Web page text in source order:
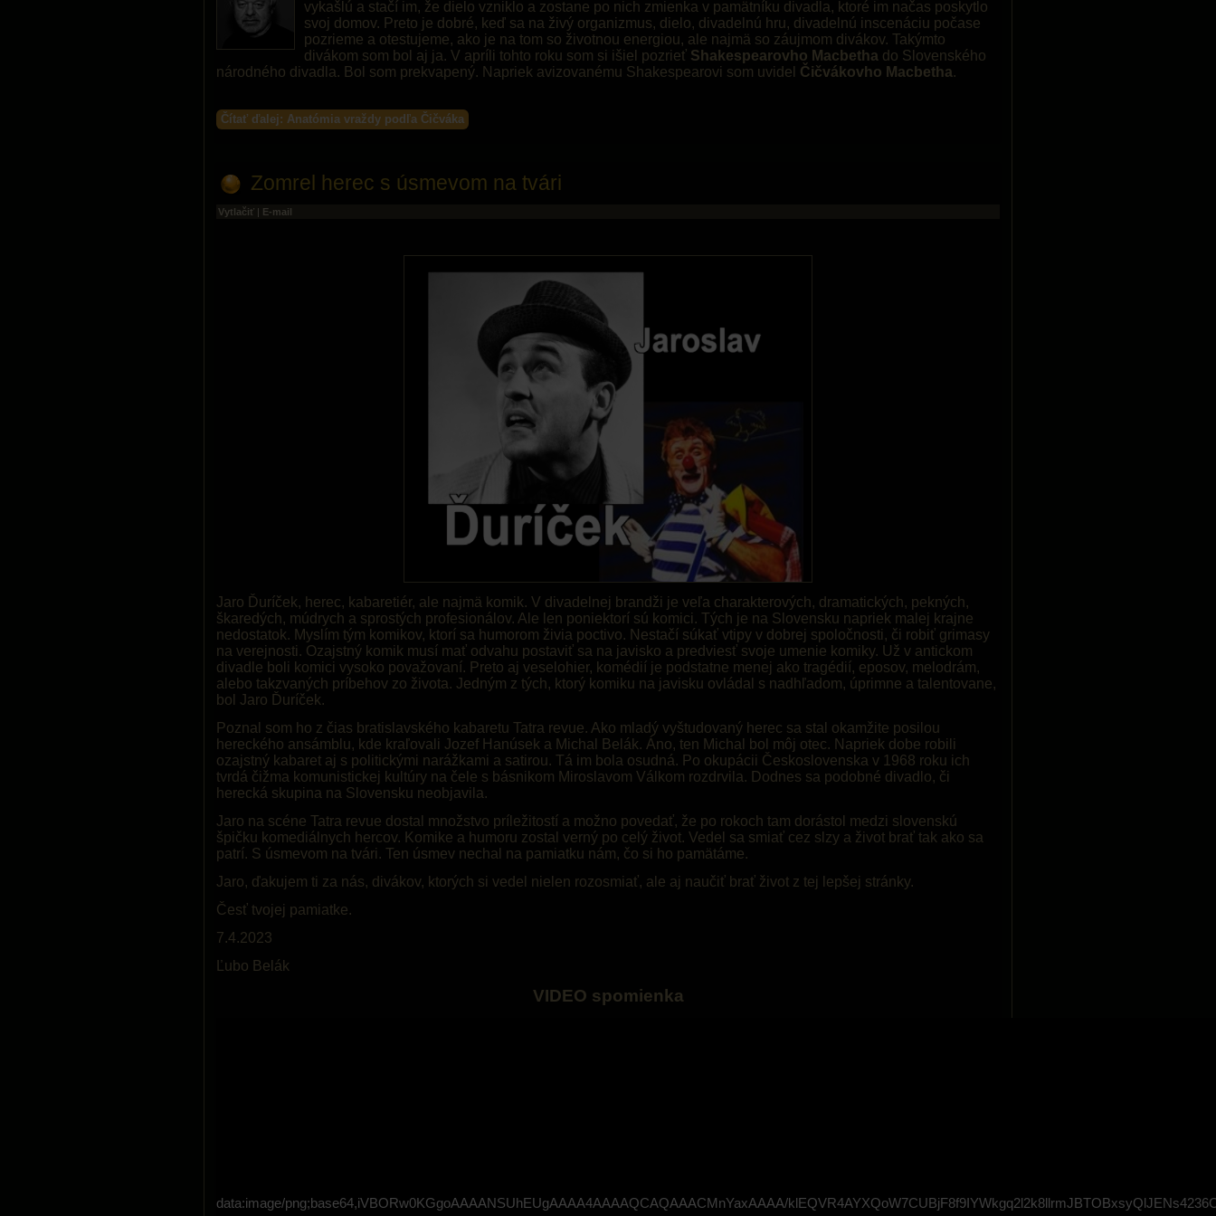
vykašlú a stačí im, že dielo vzniklo a zostane po nich zmienka v pamätníku divadla, ktoré im načas poskytlo
svoj domov. Preto je dobré, keď sa na živý organizmus, dielo, divadelnú hru, divadelnú inscenáciu počase
pozrieme a otestujeme, ako je na tom so životnou energiou, ale najmä so záujmom divákov. Takýmto
divákom som bol aj ja. V apríli tohto roku som si išiel pozrieť Shakespearovho Macbetha do Slovenského
národného divadla. Bol som prekvapený. Napriek avizovanému Shakespearovi som uvidel Čičvákovho Macbetha.
Čítať ďalej: Anatómia vraždy podľa Čičváka
Zomrel herec s úsmevom na tvári
Vytlačiť | E-mail
Jaro Ďuríček, herec, kabaretiér, ale najmä komik. V divadelnej brandži je veľa charakterových, dramatických, pekných,
škaredých, múdrych a sprostých profesionálov. Ale len poniektorí sú komici. Tých je na Slovensku napriek malej krajne
nedostatok. Myslím tým komikov, ktorí sa humorom živia poctivo. Nestačí súkať vtipy v dobrej spoločnosti, či robiť grimasy
na verejnosti. Ozajstný komik musí mať odvahu postaviť sa na javisko a predviesť svoje umenie komiky. Už v antickom
divadle boli komici vysoko považovaní. Preto aj veselohier, komédií je podstatne menej ako tragédií, eposov, melodrám,
alebo takzvaných príbehov zo života. Jedným z tých, ktorý komiku na javisku ovládal s nadhľadom, úprimne a talentovane,
bol Jaro Ďuríček.
Poznal som ho z čias bratislavského kabaretu Tatra revue. Ako mladý vyštudovaný herec sa stal okamžite posilou
hereckého ansámblu, kde kraľovali Jozef Hanúsek a Michal Belák. Áno, ten Michal bol môj otec. Napriek dobe robili
ozajstný kabaret aj s politickými narážkami a satirou. Tá im bola osudná. Po okupácii Československa v 1968 roku ich
tvrdá čižma komunistickej kultúry na čele s básnikom Miroslavom Válkom rozdrvila. Dodnes sa podobné divadlo, či
herecká skupina na Slovensku neobjavila.
Jaro na scéne Tatra revue dostal množstvo príležitostí a možno povedať, že po rokoch tam dorástol medzi slovenskú
špičku komediálnych hercov. Komike a humoru zostal verný po celý život. Vedel sa smiať cez slzy a život brať tak ako sa
patrí. S úsmevom na tvári. Ten úsmev nechal na pamiatku nám, čo si ho pamätáme.
Jaro, ďakujem ti za nás, divákov, ktorých si vedel nielen rozosmiať, ale aj naučiť brať život z tej lepšej stránky.
Česť tvojej pamiatke.
7.4.2023
Ľubo Belák
VIDEO spomienka
data:image/png;base64,iVBORw0KGgoAAAANSUhEUgAAAA4AAAAQCAQAAACMnYaxAAAA/